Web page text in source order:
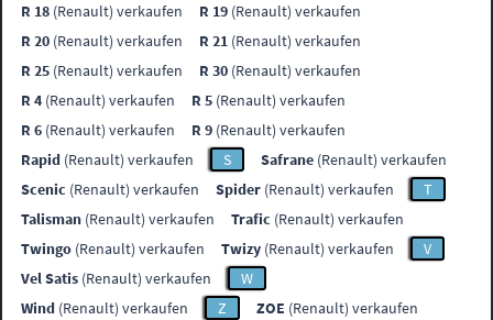
R 18 (Renault) verkaufen R 19 (Renault) verkaufen
R 20 (Renault) verkaufen R 21 (Renault) verkaufen
R 25 (Renault) verkaufen R 30 (Renault) verkaufen
R 4 (Renault) verkaufen R 5 (Renault) verkaufen
R 6 (Renault) verkaufen R 9 (Renault) verkaufen
Rapid (Renault) verkaufen S Safrane (Renault) verkaufen
Scenic (Renault) verkaufen Spider (Renault) verkaufen
T
Talisman (Renault) verkaufen Trafic (Renault) verkaufen
Twingo (Renault) verkaufen Twizy (Renault) verkaufen
V
Vel Satis (Renault) verkaufen
W
Wind (Renault) verkaufen Z ZOE (Renault) verkaufen